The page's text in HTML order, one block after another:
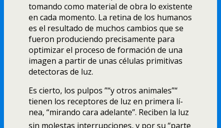
tomando como material de obra lo existente
en cada momento. La retina de los humanos
es el resultado de muchos cambios que se
fueron produciendo precisamente para
optimizar el proceso de formación de una
imagen a partir de unas células primitivas
detectoras de luz.
Es cierto, los pulpos ”“y otros animales”“
tienen los receptores de luz en primera lí­
nea, “mirando cara adelante”. Reciben la luz
sin molestas interrupciones, y por su “parte